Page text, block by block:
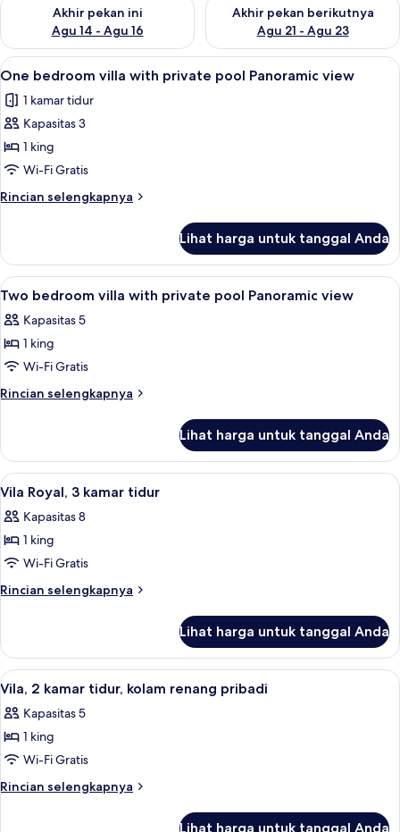
Akhir pekan ini
Agu 14 - Agu 16
Akhir pekan berikutnya
Agu 21 - Agu 23
Lihat
semua
foto
untuk
One
bedroom
villa
with
pool
Panoramic
view
Brankas, tirai kedap cahaya, kedap
10
One bedroom villa with private pool Panoramic view
1 kamar tidur
Kapasitas 3
1 king
Wi-Fi Gratis
Rincian selengkapnya
Rincian
One
bedroom
villa
private
pool
view
Lihat harga untuk tanggal Anda
Lihat
semua
foto
untuk
Two
bedroom
private
pool
Panoramic
view
8
Two bedroom villa with private pool Panoramic view
Kapasitas 5
1 king
Wi-Fi Gratis
Rincian selengkapnya
Rincian
Two
bedroom
villa
private
pool
view
Lihat harga untuk tanggal Anda
Lihat
semua
foto
untuk
Vila
Royal,
tidur
Vila Royal, 3 kamar tidur |
13
Vila Royal, 3 kamar tidur
Kapasitas 8
1 king
Wi-Fi Gratis
Rincian selengkapnya
Rincian
Vila
Royal,
3
tidur
Lihat harga untuk tanggal Anda
Lihat
semua
foto
untuk
Vila,
2
8
Vila, 2 kamar tidur, kolam renang pribadi
Kapasitas 5
1 king
Wi-Fi Gratis
Rincian selengkapnya
Rincian
Lihat harga untuk tanggal Anda